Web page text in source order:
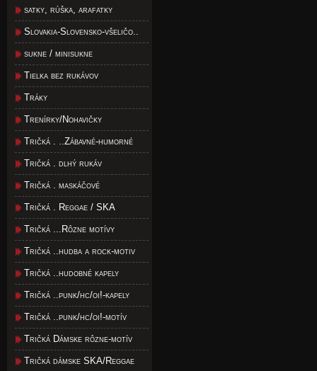
satky, rúška, arafatky
Slovakia-Slovensko-všeličo..
sukne / minisukne
Tielka bez rukávov
Tráky
Trenírky/Nohavičky
Tričká . ..Zábavné-humorné
Tričká . dlhý rukáv
Tričká . maskáčové
Tričká . Reggae / SKA
Tričká ...Rôzne motívy
Tričká ..hudba a rock-motiv
Tričká ..hudobné kapely
Tričká ..punk/hc/oi!-kapely
Tričká ..punk/hc/oi!-motív
Tričká Dámske rôzne-motív
Tričká dámske SKA/Reggae